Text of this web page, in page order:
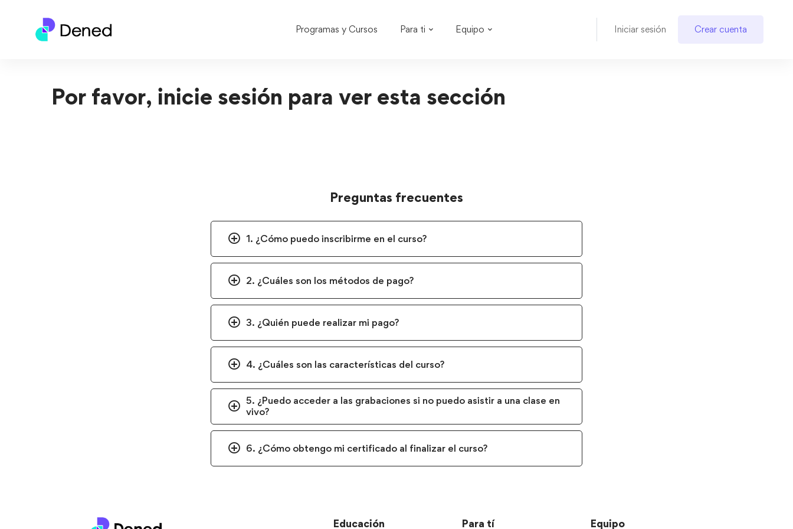
Programas y Cursos Para ti Equipo Iniciar sesión Crear cuenta
Por favor, inicie sesión para ver esta sección
Preguntas frecuentes
1. ¿Cómo puedo inscribirme en el curso?
2. ¿Cuáles son los métodos de pago?
3. ¿Quién puede realizar mi pago?
4. ¿Cuáles son las características del curso?
5. ¿Puedo acceder a las grabaciones si no puedo asistir a una clase en
vivo?
6. ¿Cómo obtengo mi certificado al finalizar el curso?
Educación Para tí Equipo